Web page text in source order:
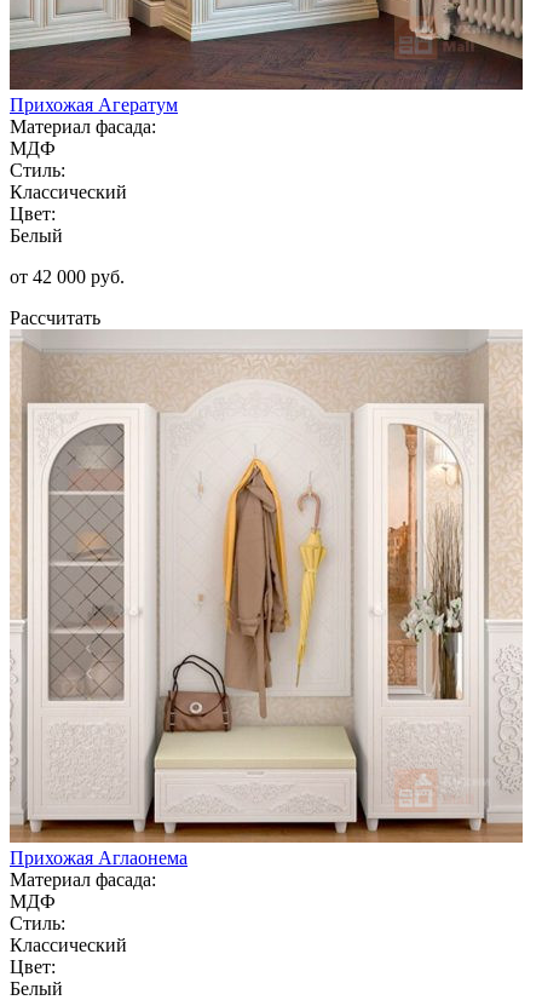
Прихожая Агератум
Материал фасада:
МДФ
Стиль:
Классический
Цвет:
Белый
от 42 000 руб.
Рассчитать
Прихожая Аглаонема
Материал фасада:
МДФ
Стиль:
Классический
Цвет:
Белый